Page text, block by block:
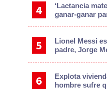
‘Lactancia
ganar-ganar
Lionel Messi
padre, Jorge
Explota
hombre sufre